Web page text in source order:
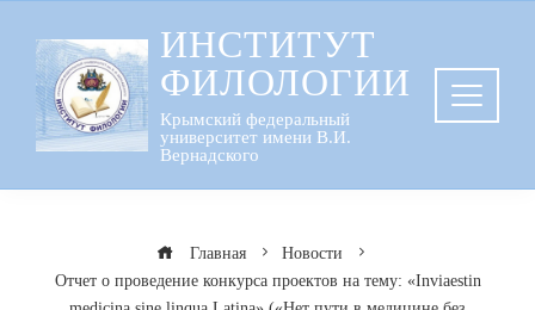
содержанию
ИНСТИТУТ
ФИЛОЛОГИИ
Крымский федеральный
университет имени В.И.
Вернадского
Главная
Новости
Отчет о проведение конкурса проектов на тему: «Inviaestin